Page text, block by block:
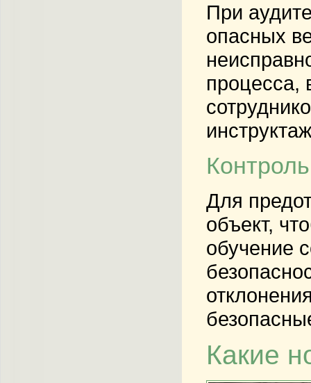
При
опасных
процесса,
Для
объект,
обучение
Какие